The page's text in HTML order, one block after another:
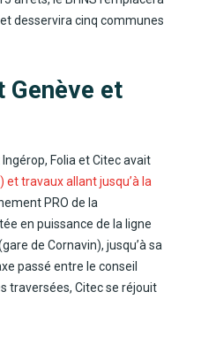
desservira cinq communes
et
Folia et Citec avait
et travaux allant jusqu’à la
PRO de la
en puissance de la ligne
de Cornavin), jusqu’à sa
passé entre le conseil
traversées, Citec se réjouit